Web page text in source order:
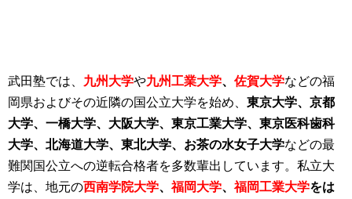
武田塾では、 九州大学や九州工業大学、 佐賀大学などの福
岡県およびその近隣の国公立大学を始め、 東京大学、京都
大学、一橋大学、大阪大学、 東京工業大学、東京医科歯科
大学、 北海道大学、 東北大学、お茶の水女子大学などの最
難関国公立への逆転合格者を多数輩出しています。私立大
学は、地元の西南学院大学、福岡大学、福岡工業大学をは